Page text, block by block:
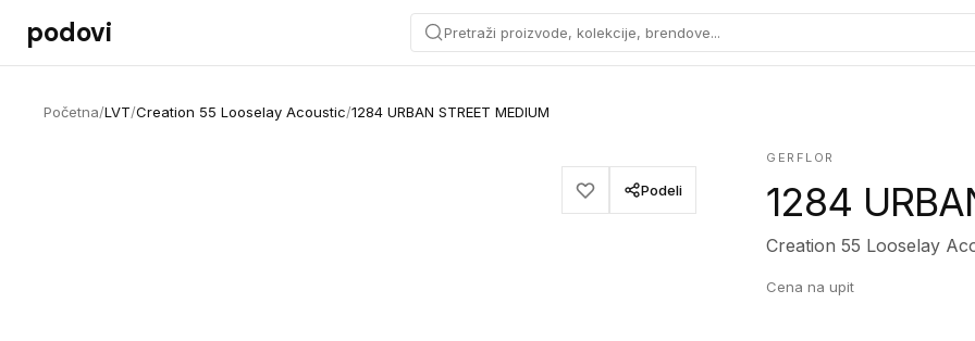
Preskoči na sadržaj
podovi Pretraži proizvode, kolekcije, brendove...
Početna/LVT/Creation 55 Looselay Acoustic/1284 URBAN STREET MEDIUM
Podeli
GERFLOR
1284
Creation 55 Looselay
Cena na upit